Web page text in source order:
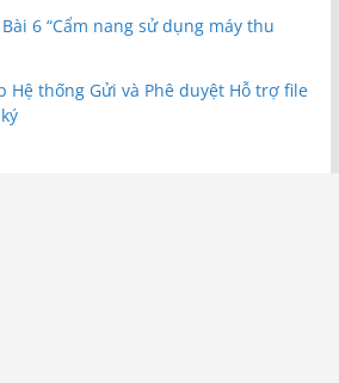
6 “Cẩm nang sử dụng máy thu
Hệ thống Gửi và Phê duyệt Hỗ trợ file